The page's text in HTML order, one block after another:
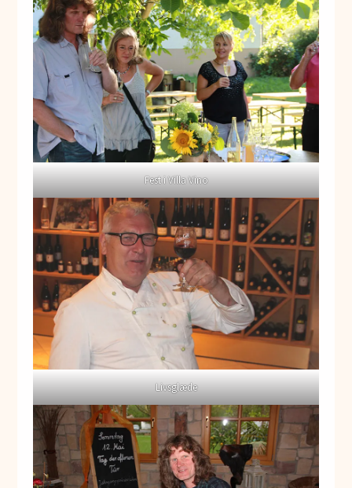
Fest i Villa Vino
Livsglæde